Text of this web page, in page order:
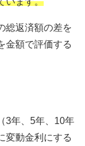
総返済額の差を
金額で評価する
3年、5年、10年
変動金利にする